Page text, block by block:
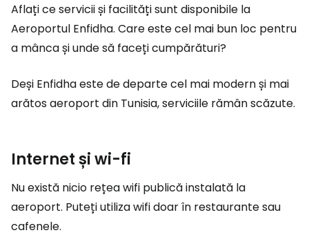
Aflați ce servicii și facilități sunt disponibile la
Aeroportul Enfidha. Care este cel mai bun loc pentru
a mânca și unde să faceți cumpărături?
Deși Enfidha este de departe cel mai modern și mai
arătos aeroport din Tunisia, serviciile rămân scăzute.
Internet și wi-fi
Nu există nicio rețea wifi publică instalată la
aeroport. Puteți utiliza wifi doar în restaurante sau
cafenele.